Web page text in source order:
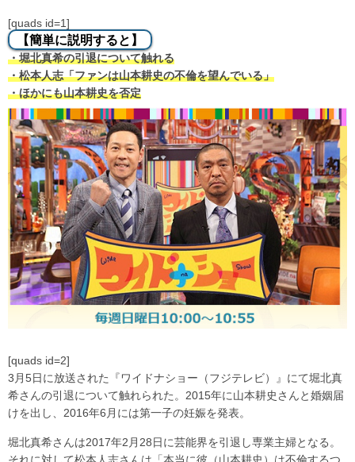
[quads id=1]
【簡単に説明すると】
・堀北真希の引退について触れる
・松本人志「ファンは山本耕史の不倫を望んでいる」
・ほかにも山本耕史を否定
[quads id=2]
3月5日に放送された『ワイドナショー（フジテレビ）』にて堀北真
希さんの引退について触れられた。2015年に山本耕史さんと婚姻届
けを出し、2016年6月には第一子の妊娠を発表。
堀北真希さんは2017年2月28日に芸能界を引退し専業主婦となる。